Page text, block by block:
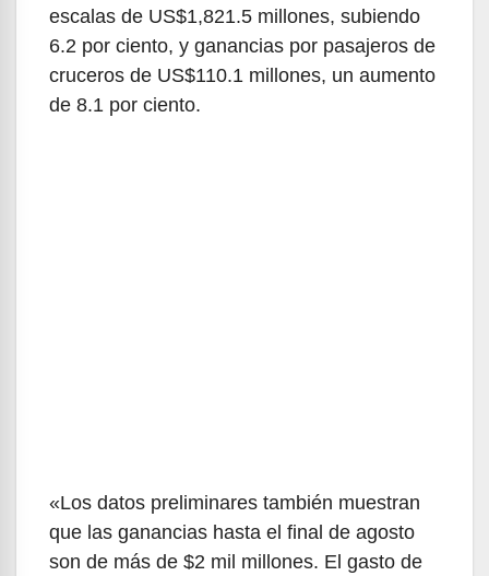
escalas de US$1,821.5 millones, subiendo
6.2 por ciento, y ganancias por pasajeros de
cruceros de US$110.1 millones, un aumento
de 8.1 por ciento.
«Los datos preliminares también muestran
que las ganancias hasta el final de agosto
son de más de $2 mil millones. El gasto de